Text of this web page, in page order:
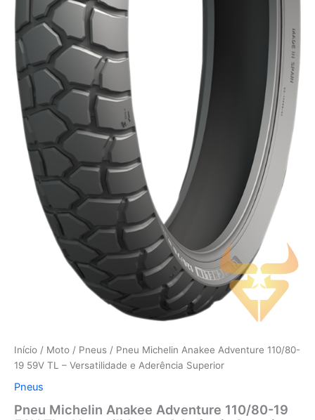
Início / Moto / Pneus / Pneu Michelin Anakee Adventure 110/80-
19 59V TL – Versatilidade e Aderência Superior
Pneus
Pneu Michelin Anakee Adventure 110/80-19